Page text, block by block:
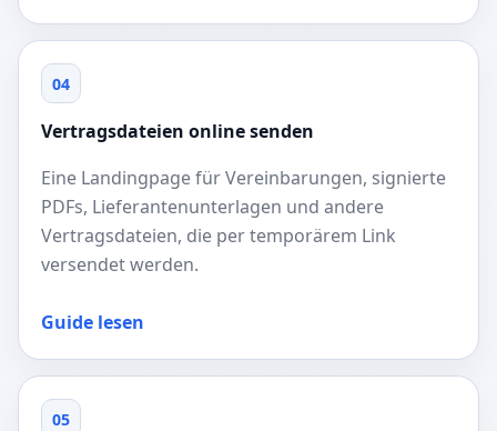
04
Vertragsdateien online senden
Eine Landingpage für Vereinbarungen, signierte
PDFs, Lieferantenunterlagen und andere
Vertragsdateien, die per temporärem Link
versendet werden.
Guide lesen
05